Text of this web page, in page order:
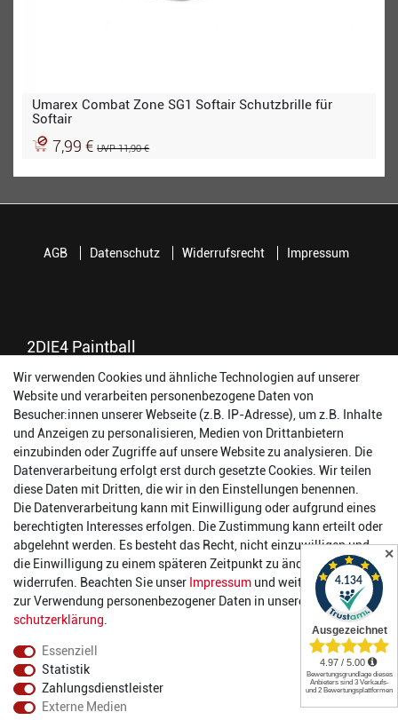
Umarex Combat Zone SG1 Softair Schutzbrille für
Softair
7,99 €UVP 11,90 €
2DIE4 Paintball
56457 Westerburg
Reinhold-Ferger-Straße 26
order@2die4-sports.com
0 26 63/ 9 68 69 37
Öffnungszeiten
14:00 - 17:00 Uhr
Dienstag:
14:00 - 17:00 Uhr
Mittwoch:
14:00 - 17:00 Uhr
Donnerstag:
14:00 - 17:00 Uhr
14:00 - 19:00 Uhr
10:00 - 17:00 Uhr
AGB Datenschutz Widerrufsrecht Impressum
Wir verwenden Cookies und ähnliche Technologien auf unserer
Website und verarbeiten personenbezogene Daten von
Besucher:innen unserer Webseite (z.B. IP-Adresse), um z.B. Inhalte
und Anzeigen zu personalisieren, Medien von Drittanbietern
einzubinden oder Zugriffe auf unsere Website zu analysieren. Die
Datenverarbeitung erfolgt erst durch gesetzte Cookies. Wir teilen
diese Daten mit Dritten, die wir in den Einstellungen benennen.
Die Datenverarbeitung kann mit Einwilligung oder aufgrund eines
berechtigten Interesses erfolgen. Die Zustimmung kann erteilt oder
abgelehnt werden. Es besteht das Recht, nicht einzuwilligen und
die Einwilligung zu einem späteren Zeitpunkt zu ändern oder zu
widerrufen. Beachten Sie unser Impressum und weitere Hinweise
zur Verwendung personenbezogener Daten in unserer
Daten­
schutz­erklärung
Essenziell
Statistik
Zahlungsdienstleister
Externe Medien
✕